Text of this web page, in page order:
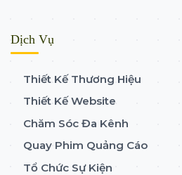
Dịch Vụ
Thiết Kế Thương Hiệu
Thiết Kế Website
Chăm Sóc Đa Kênh
Quay Phim Quảng Cáo
Tổ Chức Sự Kiện